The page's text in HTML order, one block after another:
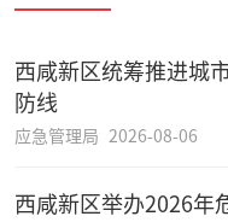
西咸新区统筹推进城市内涝防
防线
应急管理局 2026-08-06
西咸新区举办2026年